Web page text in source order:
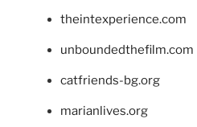
theintexperience.com
unboundedthefilm.com
catfriends-bg.org
marianlives.org